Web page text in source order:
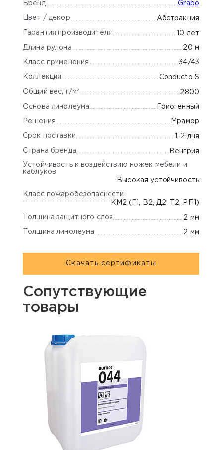
Бренд Grabo
Цвет / декор Абстракция
Гарантия производителя 10 лет
Длина рулона 20 м
Класс применения 34/43
Коллекция Conducto S
Общий вес, г/м2 2800
Основа линолеума Гомогенный
Решения Мрамор
Срок поставки 1-2 дня
Страна бренда Венгрия
Устойчивость к воздействию ножек мебели и
каблуков
Высокая устойчивость
Класс пожаробезопасности
КМ2 (Г1, В2, Д2, Т2, РП1)
Толщина защитного слоя 2 мм
Толщина линолеума 2 мм
Скачать сертификаты
Сопутствующие
товары